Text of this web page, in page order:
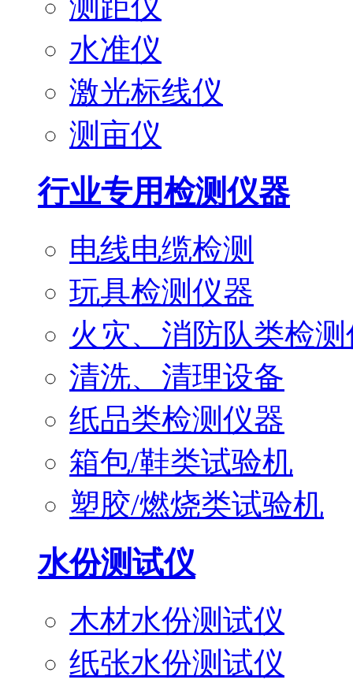
水准仪
激光标线仪
测亩仪
行业专用检测仪器
电线电缆检测
玩具检测仪器
火灾、消防队类检
清洗、清理设备
纸品类检测仪器
箱包/鞋类试验机
塑胶/燃烧类试验机
水份测试仪
木材水份测试仪
纸张水份测试仪